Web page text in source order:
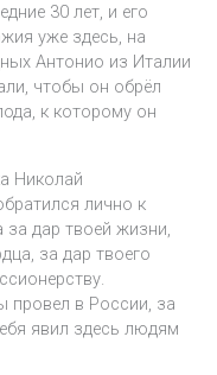
30 лет, и его
уже здесь, на
Антонио из Италии
чтобы он обрёл
к которому он
Николай
лично к
за дар твоей жизни,
за дар твоего
провел в России, за
явил здесь людям